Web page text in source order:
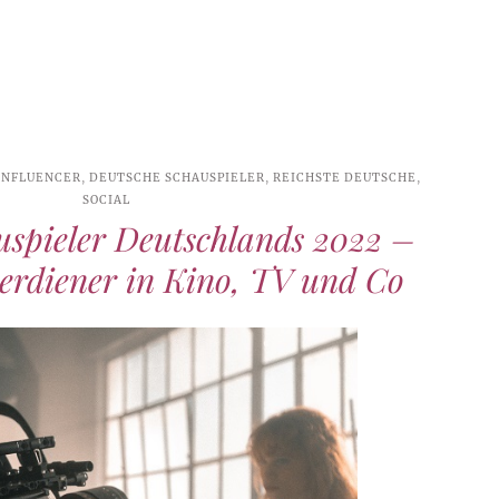
, DEUTSCHE SCHAUSPIELER,REICHSTE DEUTSCHE,
SOCIAL
Deutschlands 2022 –
in Kino, TV und Co